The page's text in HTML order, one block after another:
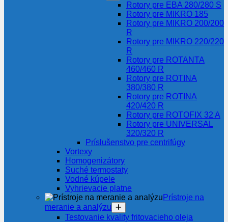
Rotory pre EBA 280/280 S
Rotory pre MIKRO 185
Rotory pre MIKRO 200/200
R
Rotory pre MIKRO 220/220
R
Rotory pre ROTANTA
460/460 R
Rotory pre ROTINA
380/380 R
Rotory pre ROTINA
420/420 R
Rotory pre ROTOFIX 32 A
Rotory pre UNIVERSAL
320/320 R
Príslušenstvo pre centrifúgy
Vortexy
Homogenizátory
Suché termostaty
Vodné kúpele
Vyhrievacie platne
Prístroje na
meranie a analýzu
Testovanie kvality fritovacieho oleja